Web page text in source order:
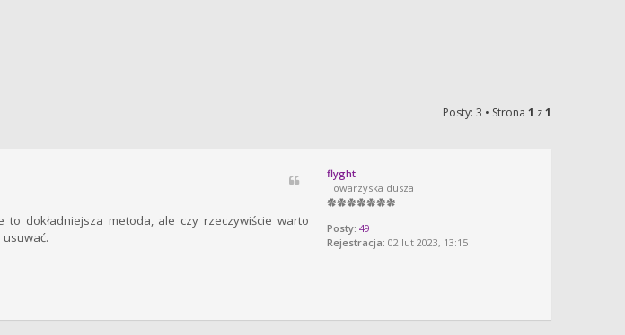
Posty: 3 • Strona 1 z1
flyght
Towarzyska dusza
Posty: 49
Rejestracja: 02 lut 2023, 13:15
to dokładniejsza metoda, ale czy rzeczywiście warto
usuwać.